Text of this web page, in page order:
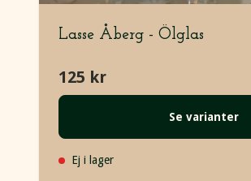
Lasse Åberg - Ölglas
125 kr
Se varianter
Ej i lager